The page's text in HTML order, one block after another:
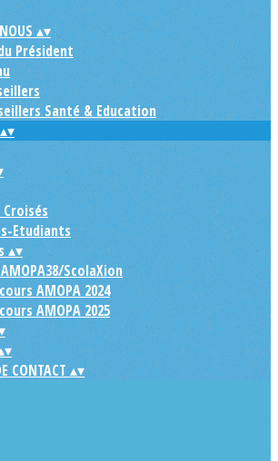
▴▾
Président
Santé & Education
▴▾
Etudiants
▴▾
ScolaXion
AMOPA 2024
AMOPA 2025
▾
CONTACT▴▾